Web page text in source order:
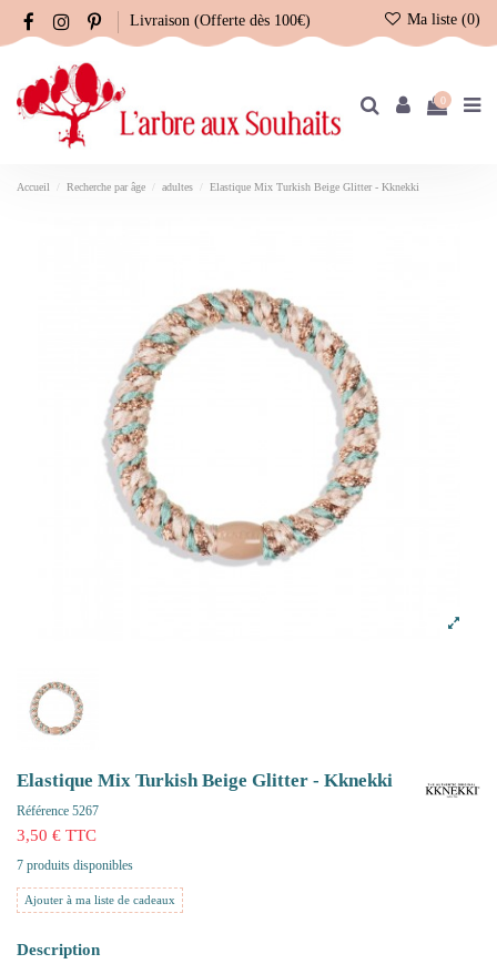
Livraison (Offerte dès 100€) Ma liste (0)
0
Accueil Recherche par âge adultes Elastique Mix Turkish Beige Glitter - Kknekki
Elastique Mix Turkish Beige Glitter - Kknekki
Référence 5267
3,50 € TTC
7 produits disponibles
Ajouter à ma liste de cadeaux
Description